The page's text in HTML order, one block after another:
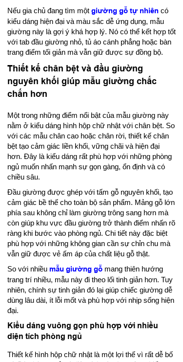
Nếu gia chủ đang tìm một giường gỗ tự nhiên có
kiểu dáng hiện đại và màu sắc dễ ứng dụng, mẫu
giường này là gợi ý khá hợp lý. Nó có thể kết hợp tốt
với tab đầu giường nhỏ, tủ áo cánh phẳng hoặc bàn
trang điểm tối giản mà vẫn giữ được sự đồng bộ.
Thiết kế chân bệt và đầu giường
nguyên khối giúp mẫu giường chắc
chắn hơn
Một trong những điểm nổi bật của mẫu giường này
nằm ở kiểu dáng hình hộp chữ nhật với chân bệt. So
với các mẫu chân cao hoặc chân rời, thiết kế chân
bệt tạo cảm giác liền khối, vững chãi và hiện đại
hơn. Đây là kiểu dáng rất phù hợp với những phòng
ngủ muốn nhấn mạnh sự gọn gàng, ổn định và có
chiều sâu.
Đầu giường được ghép với tấm gỗ nguyên khối, tạo
cảm giác bề thế cho toàn bộ sản phẩm. Mảng gỗ lớn
phía sau không chỉ làm giường trông sang hơn mà
còn giúp khu vực đầu giường trở thành điểm nhấn rõ
ràng khi bước vào phòng ngủ. Chi tiết này đặc biệt
phù hợp với những không gian cần sự chỉn chu mà
vẫn giữ được vẻ ấm áp của chất liệu gỗ thật.
So với nhiều mẫu giường gỗ mang thiên hướng
trang trí nhiều, mẫu này đi theo lối tinh giản hơn. Tuy
nhiên, chính sự tinh giản đó lại giúp chiếc giường dễ
dùng lâu dài, ít lỗi mốt và phù hợp với nhịp sống hiện
đại.
Kiểu dáng vuông gọn phù hợp với nhiều
diện tích phòng ngủ
Thiết kế hình hộp chữ nhật là một lợi thế vì rất dễ bố